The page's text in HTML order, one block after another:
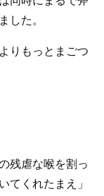
した。
りもっとまごつ
残虐な喉を割っ
てくれたまえ」